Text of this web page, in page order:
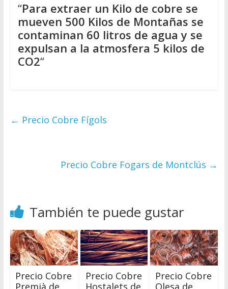
“Para extraer un Kilo de cobre se
mueven 500 Kilos de Montañas se
contaminan 60 litros de agua y se
expulsan a la atmosfera 5 kilos de
CO2“
← Precio Cobre Fígols
Precio Cobre Fogars de Montclús →
También te puede gustar
Precio Cobre
Premià de
Precio Cobre
Hostalets de
Precio Cobre
Olesa de